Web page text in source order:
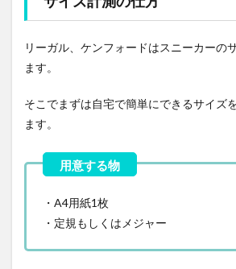
リーガル、ケンフォードはスニーカーの
ます。
そこでまずは自宅で簡単にできるサイズ
ます。
・A4用紙1枚
・定規もしくはメジャー